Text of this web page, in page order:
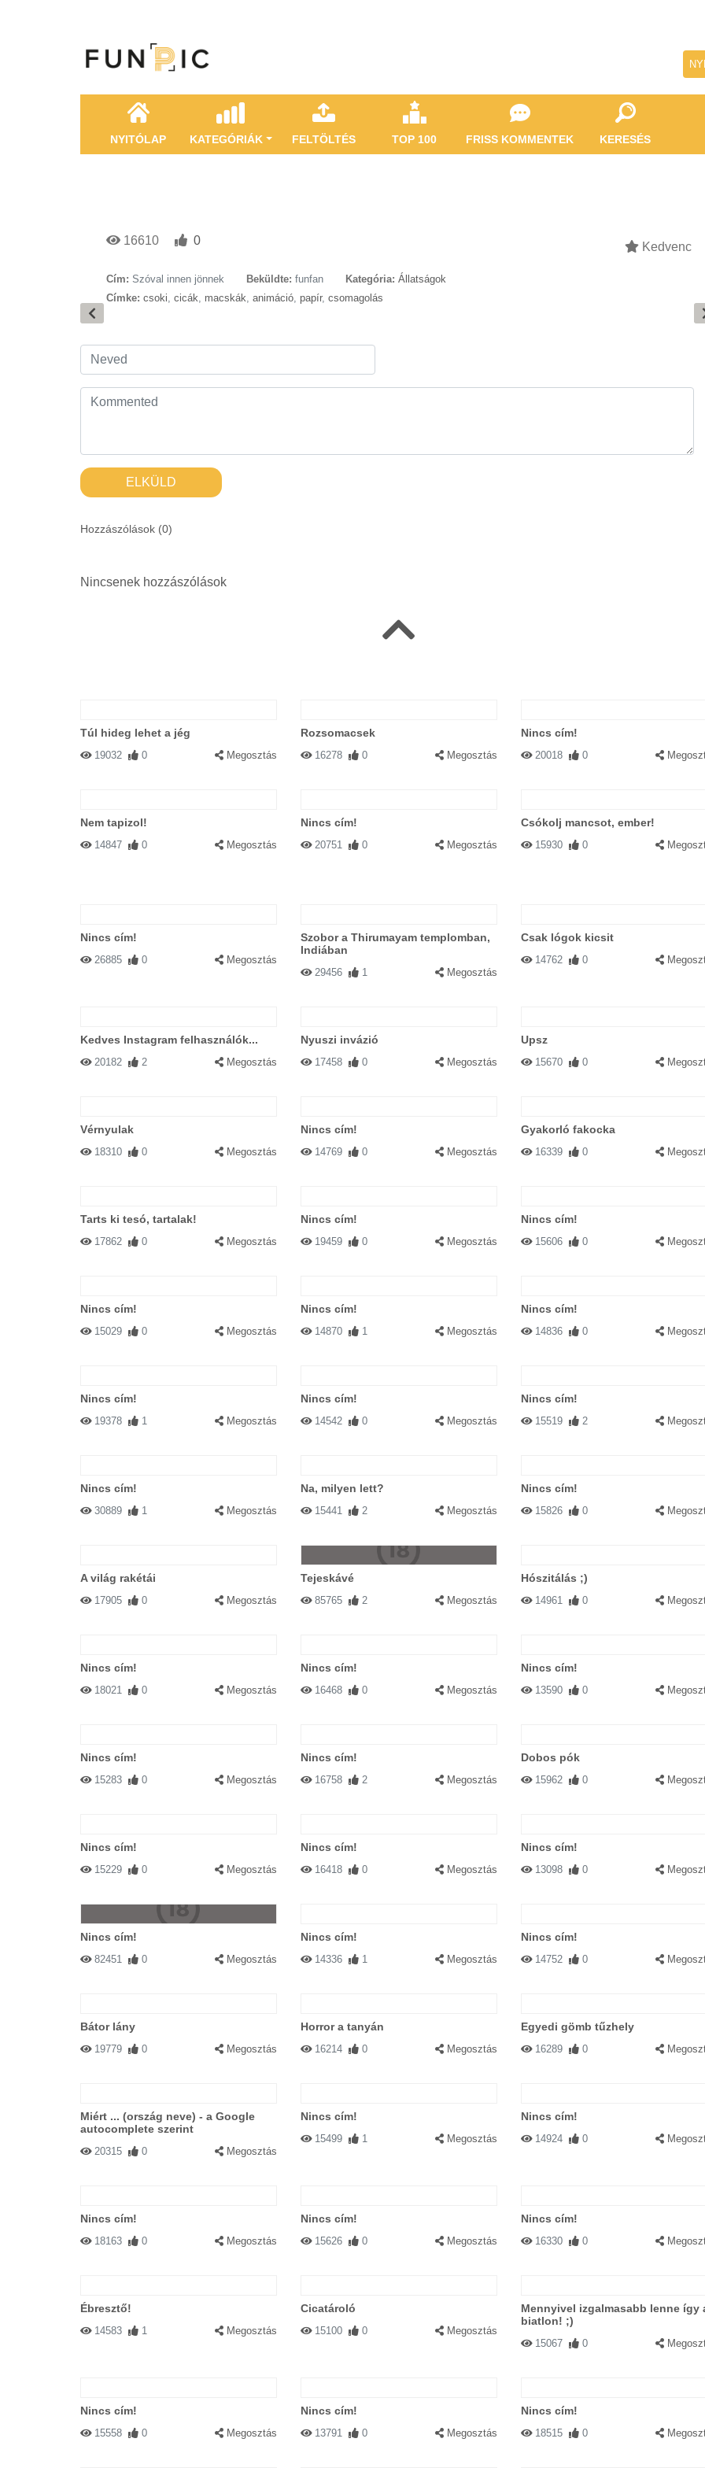
NYITÓLAP KATEGÓRIÁK FELTÖLTÉS TOP 100 FRISS KOMMENTEK KERESÉS
16610 0 Kedvenc
Cím: Szóval innen jönnek Beküldte: funfan Kategória: Állatságok
Címke: csoki, cicák, macskák, animáció, papír, csomagolás
ELKÜLD
Hozzászólások (0)
Nincsenek hozzászólások
Túl hideg lehet a jég
19032 0 Megosztás
Rozsomacsek
16278 0 Megosztás
Nincs cím!
20018 0
Nem tapizol!
14847 0 Megosztás
Nincs cím!
20751 0 Megosztás
Csókolj mancsot, ember!
15930 0
Nincs cím!
26885 0 Megosztás
Szobor a Thirumayam templomban,
Indiában
29456 1 Megosztás
Csak lógok kicsit
14762 0
Kedves Instagram felhasználók...
20182 2 Megosztás
Nyuszi invázió
17458 0 Megosztás
Upsz
15670 0
Vérnyulak
18310 0 Megosztás
Nincs cím!
14769 0 Megosztás
Gyakorló fakocka
16339 0
Tarts ki tesó, tartalak!
17862 0 Megosztás
Nincs cím!
19459 0 Megosztás
Nincs cím!
15606 0
Nincs cím!
15029 0 Megosztás
Nincs cím!
14870 1 Megosztás
Nincs cím!
14836 0
Nincs cím!
19378 1 Megosztás
Nincs cím!
14542 0 Megosztás
Nincs cím!
15519 2
Nincs cím!
30889 1 Megosztás
Na, milyen lett?
15441 2 Megosztás
Nincs cím!
15826 0
A világ rakétái
17905 0 Megosztás
Tejeskávé
85765 2 Megosztás
Hószitálás ;)
14961 0
Nincs cím!
18021 0 Megosztás
Nincs cím!
16468 0 Megosztás
Nincs cím!
13590 0
Nincs cím!
15283 0 Megosztás
Nincs cím!
16758 2 Megosztás
Dobos pók
15962 0
Nincs cím!
15229 0 Megosztás
Nincs cím!
16418 0 Megosztás
Nincs cím!
13098 0
Nincs cím!
82451 0 Megosztás
Nincs cím!
14336 1 Megosztás
Nincs cím!
14752 0
Bátor lány
19779 0 Megosztás
Horror a tanyán
16214 0 Megosztás
Egyedi gömb tűzhely
16289 0
Miért ... (ország neve) - a Google
autocomplete szerint
20315 0 Megosztás
Nincs cím!
15499 1 Megosztás
Nincs cím!
14924 0
Nincs cím!
18163 0 Megosztás
Nincs cím!
15626 0 Megosztás
Nincs cím!
16330 0
Ébresztő!
14583 1 Megosztás
Cicatároló
15100 0 Megosztás
Mennyivel izgalmasabb lenne így
biatlon! ;)
15067 0
Nincs cím!
15558 0 Megosztás
Nincs cím!
13791 0 Megosztás
Nincs cím!
18515 0